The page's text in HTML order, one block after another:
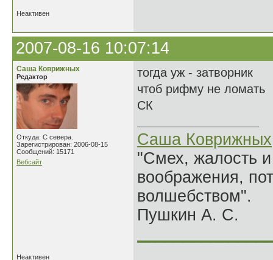
Неактивен
2007-08-16 10:07:14
Саша Коврижных
Редактор
Откуда: С севера.
Зарегистрирован: 2006-08-15
Сообщений: 15171
Вебсайт
тогда уж - затворник
чтоб рифму не ломать
СК
Саша Коврижных
"Смех, жалость
воображения,
волшебством".
Пушкин А. С.
Неактивен